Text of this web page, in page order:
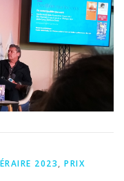
2023, PRIX